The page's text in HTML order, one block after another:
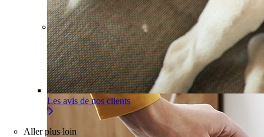
Les avis de nos clients
Aller plus loin
Pour un appartement Une installation adaptée à votre
intérieur